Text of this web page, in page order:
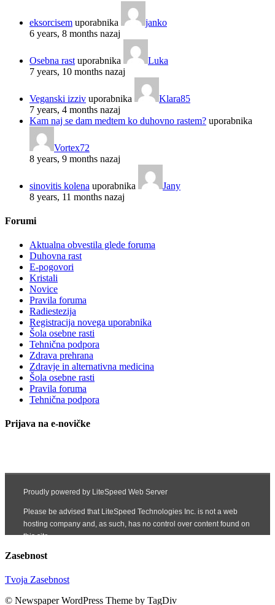
eksorcisem uporabnika
janko
6 years, 8 months nazaj
Osebna rast uporabnika
Luka
7 years, 10 months nazaj
Veganski izziv uporabnika
Klara85
7 years, 4 months nazaj
Kam naj se dam medtem ko duhovno rastem? uporabnika
Vortex72
8 years, 9 months nazaj
sinovitis kolena uporabnika
Jany
8 years, 11 months nazaj
Forumi
Aktualna obvestila glede foruma
Duhovna rast
E-pogovori
Kristali
Novice
Pravila foruma
Radiestezija
Registracija novega uporabnika
Šola osebne rasti
Tehnična podpora
Zdrava prehrana
Zdravje in alternativna medicina
Šola osebne rasti
Pravila foruma
Tehnična podpora
Prijava na e-novičke
Zasebnost
Tvoja Zasebnost
© Newspaper WordPress Theme by TagDiv